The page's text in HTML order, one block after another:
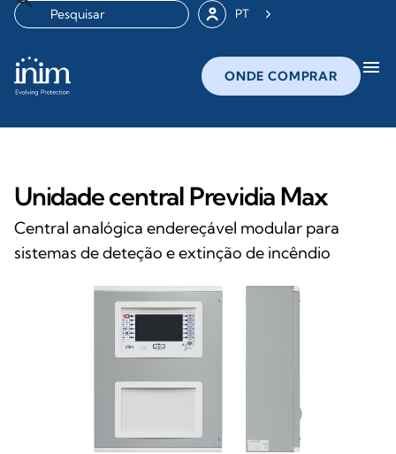
PT
ONDE COMPRAR menu
Unidade central Previdia Max
Central analógica endereçável modular para
sistemas de deteção e extinção de incêndio